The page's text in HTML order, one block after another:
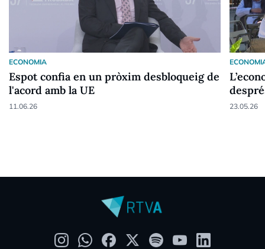
ECONOMIA
Espot confia en un pròxim desbloqueig de
l'acord amb la UE
11.06.26 23.05.26